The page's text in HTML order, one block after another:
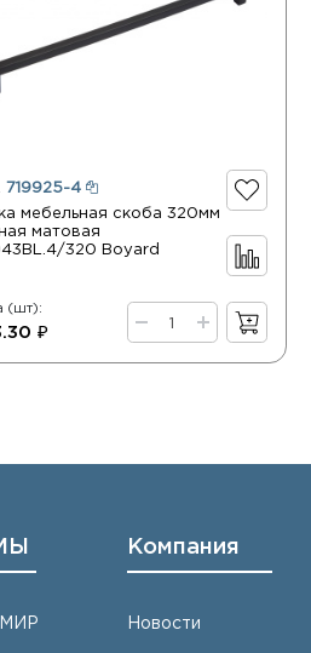
719925-4
мебельная скоба 320мм
матовая
320 Boyard
(шт):
₽
Компания
Новости